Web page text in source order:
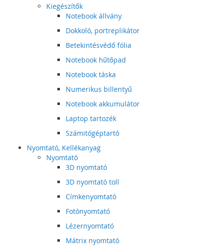
Kiegészítők
Notebook állvány
Dokkoló, portreplikátor
Betekintésvédő fólia
Notebook hűtőpad
Notebook táska
Numerikus billentyű
Notebook akkumulátor
Laptop tartozék
Számitógéptartó
Nyomtató, Kellékanyag
Nyomtató
3D nyomtató
3D nyomtató toll
Címkenyomtató
Fotónyomtató
Lézernyomtató
Mátrix nyomtató